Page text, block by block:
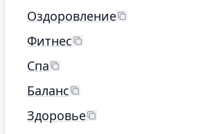
Оздоровление
Фитнес
Спа
Баланс
Здоровье